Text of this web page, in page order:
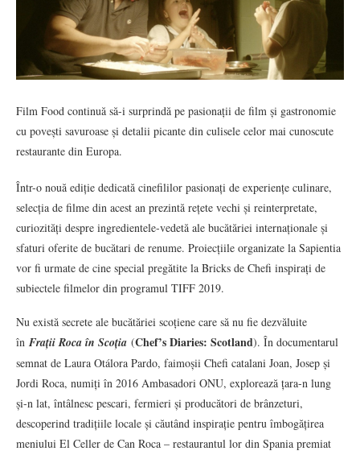
Film Food continuă să-i surprindă pe pasionații de film și gastronomie
cu povești savuroase și detalii picante din culisele celor mai cunoscute
restaurante din Europa.
Într-o nouă ediție dedicată cinefililor pasionați de experiențe culinare,
selecția de filme din acest an prezintă rețete vechi și reinterpretate,
curiozități despre ingredientele-vedetă ale bucătăriei internaționale și
sfaturi oferite de bucătari de renume. Proiecțiile organizate la Sapientia
vor fi urmate de cine special pregătite la Bricks de Chefi inspirați de
subiectele filmelor din programul TIFF 2019.
Nu există secrete ale bucătăriei scoțiene care să nu fie dezvăluite
în Frații Roca în Scoția (Chef’s Diaries: Scotland). În documentarul
semnat de Laura Otálora Pardo, faimoșii Chefi catalani Joan, Josep și
Jordi Roca, numiți în 2016 Ambasadori ONU, explorează țara-n lung
și-n lat, întâlnesc pescari, fermieri și producători de brânzeturi,
descoperind tradițiile locale și căutând inspirație pentru îmbogățirea
meniului El Celler de Can Roca – restaurantul lor din Spania premiat